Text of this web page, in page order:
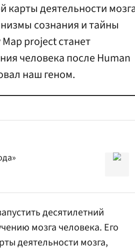
карты деятельности
сознания и тайны
project станет
человека после Human
наш геном.
десятилетний
мозга человека. Его
деятельности мозга,